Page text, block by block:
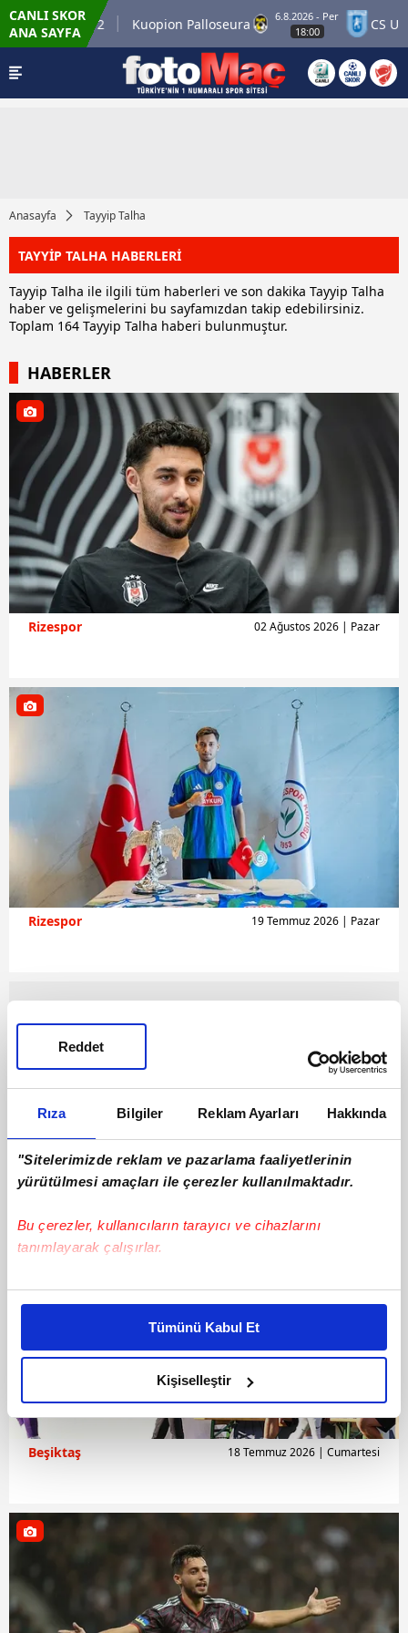
Rıza Bilgiler Reklam Ayarları Hakkında
"Sitelerimizde reklam ve pazarlama faaliyetlerinin
yürütülmesi amaçları ile çerezler kullanılmaktadır.
Bu çerezler, kullanıcıların tarayıcı ve cihazlarını
tanımlayarak çalışırlar.
Bu çerezlere izin vermeniz halinde sizlere özel
daha iyi reklam deneyimi yaşatabiliriz. Bunu yaparken
amacımızın size daha iyi bir reklam deneyimi sunmak
olduğunu ve sizlere en iyi içerikleri sunabilmek adına
elimizden gelen çabayı gösterdiğimizi ve bu noktada,
reklamların maliyetlerimizi karşılamak noktasında tek gelir
kalemimiz olduğunu sizlere hatırlatmak isteriz.
takdirde, kullanıcılara hedefli reklamlar
gösterilmeyecektir."
Sizlere daha iyi bir hizmet sunabilmek için İnternet
Sitemizde kendimize ve üçüncü kişilere ait çerezler
kullanılmaktadır. Bu çerezler vasıtasıyla çeşitli kişisel
Tümünü Kabul Et
Kişiselleştir
Reddet
CANLI SKOR
ANA SAYFA
Match 12 Kuopion Palloseura
6.8.2026 - Per
CS
Anasayfa Tayyip Talha
TAYYİP TALHA HABERLERİ
Tayyip Talha ile ilgili tüm haberleri ve son dakika Tayyip Talha
haber ve gelişmelerini bu sayfamızdan takip edebilirsiniz.
Toplam 164 Tayyip Talha haberi bulunmuştur.
HABERLER
Rizespor 02 Ağustos 2026 | Pazar
Rizespor 19 Temmuz 2026 | Pazar
Beşiktaş 18 Temmuz 2026 | Cumartesi